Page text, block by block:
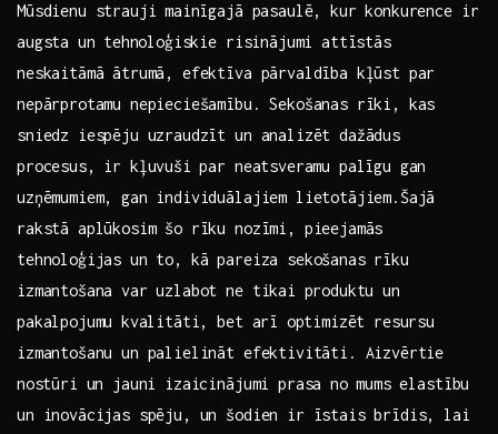
Mūsdienu strauji⁢ mainīgajā pasaulē, kur konkurence ir
augsta⁣ un ⁣tehnoloģiskie risinājumi attīstās
neskaitāmā ātrumā, efektīva pārvaldība kļūst par
nepārprotamu nepieciešamību. Sekošanas rīki, ​kas
sniedz‌ iespēju uzraudzīt un analizēt dažādus
procesus,‍ ir kļuvuši⁤ par neatsveramu‌ palīgu gan⁣
uzņēmumiem, gan individuālajiem lietotājiem.Šajā
rakstā aplūkosim šo rīku nozīmi, pieejamās
tehnoloģijas un to, kā pareiza sekošanas rīku
izmantošana var uzlabot ne tikai ⁣produktu un
pakalpojumu ⁣kvalitāti, bet arī⁢ optimizēt resursu
‍izmantošanu un palielināt efektivitāti. ‍Aizvērtie
⁢nostūri un jauni izaicinājumi prasa no ⁣mums ⁢elastību⁢
un inovācijas spēju,​ un šodien ir ​īstais brīdis, lai